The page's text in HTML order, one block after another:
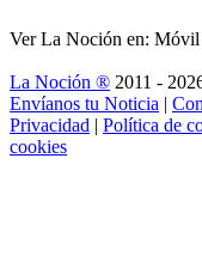
Ver La Noción en: Móvil
La Noción ® 2011 -
Envíanos tu Noticia |
Privacidad | Política de
cookies